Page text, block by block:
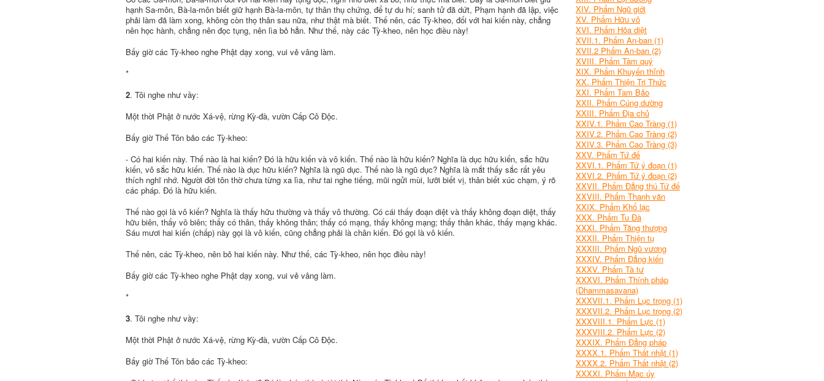
XIV. Phẩm Ngũ giới
XV. Phẩm Hữu vô
XVI. Phẩm Hỏa diệt
XVII.1. Phẩm An-ban (1)
XVII.2 Phẩm An-ban (2)
XVIII. Phẩm Tàm quý
XIX. Phẩm Khuyến thỉnh
XX. Phẩm Thiện Tri Thức
XXI. Phẩm Tam Bảo
XXII. Phẩm Cúng dường
XXIII. Phẩm Ðịa chủ
XXIV.1. Phẩm Cao Tràng (1)
XXIV.2. Phẩm Cao Tràng (2)
XXIV.3. Phẩm Cao Tràng (3)
XXV. Phẩm Tứ đế
XXVI.1. Phẩm Tứ ý đoạn (1)
XXVI.2. Phẩm Tứ ý đoạn (2)
XXVII. Phẩm Đẳng thú Tứ đế
XXVIII. Phẩm Thanh văn
XXIX. Phẩm Khổ lạc
XXX. Phẩm Tu Ðà
XXXI. Phẩm Tăng thượng
XXXII. Phẩm Thiện tụ
XXXIII. Phẩm Ngũ vương
XXXIV. Phẩm Đẳng kiến
XXXV. Phẩm Tà tư
XXXVI. Phẩm Thính pháp
(Dhammasavana)
XXXVII.1. Phẩm Lục trọng (1)
XXXVII.2. Phẩm Lục trọng (2)
XXXVIII.1. Phẩm Lực (1)
XXXVIII.2. Phẩm Lực (2)
XXXIX. Phẩm Đẳng pháp
XXXX.1. Phẩm Thất nhật (1)
XXXX.2. Phẩm Thất nhật (2)
XXXXI. Phẩm Mạc úy
hạnh Sa-môn, Bà-la-môn biết giữ hạnh Bà-la-môn, tự thân thụ chứng, để tự du hí; sanh tử đã dứt, Phạm hạnh đã lập, việc
phải làm đã làm xong, không còn thọ thân sau nữa, như thật mà biết. Thế nên, các Tỳ-kheo, đối với hai kiến này, chẳng
nên học hành, chẳng nên đọc tụng, nên lìa bỏ hẳn. Như thế, này các Tỳ-kheo, nên học điều này!
Bấy giờ các Tỳ-kheo nghe Phật dạy xong, vui vẻ vâng làm.
*
2. Tôi nghe như vầy:
Một thời Phật ở nước Xá-vệ, rừng Kỳ-đà, vườn Cấp Cô Ðộc.
Bấy giờ Thế Tôn bảo các Tỳ-kheo:
- Có hai kiến này. Thế nào là hai kiến? Ðó là hữu kiến và vô kiến. Thế nào là hữu kiến? Nghĩa là dục hữu kiến, sắc hữu
kiến, vô sắc hữu kiến. Thế nào là dục hữu kiến? Nghĩa là ngũ dục. Thế nào là ngũ dục? Nghĩa là mắt thấy sắc rất yêu
thích nghĩ nhớ. Người đời tôn thờ chưa từng xa lìa, như tai nghe tiếng, mũi ngửi mùi, lưỡi biết vị, thân biết xúc chạm, ý rõ
các pháp. Ðó là hữu kiến.
Thế nào gọi là vô kiến? Nghĩa là thấy hữu thường và thấy vô thường. Có cái thấy đoạn diệt và thấy không đoạn diệt, thấy
hữu biên, thấy vô biên; thấy có thân, thấy không thân; thấy có mạng, thấy không mạng; thấy thân khác, thấy mạng khác.
Sáu mươi hai kiến (chấp) này gọi là vô kiến, cũng chẳng phải là chân kiến. Ðó gọi là vô kiến.
Thế nên, các Tỳ-kheo, nên bỏ hai kiến này. Như thế, các Tỳ-kheo, nên học điều này!
Bấy giờ các Tỳ-kheo nghe Phật dạy xong, vui vẻ vâng làm.
*
3. Tôi nghe như vầy:
Một thời Phật ở nước Xá-vệ, rừng Kỳ-đà, vườn Cấp Cô Ðộc.
Bấy giờ Thế Tôn bảo các Tỳ-kheo: